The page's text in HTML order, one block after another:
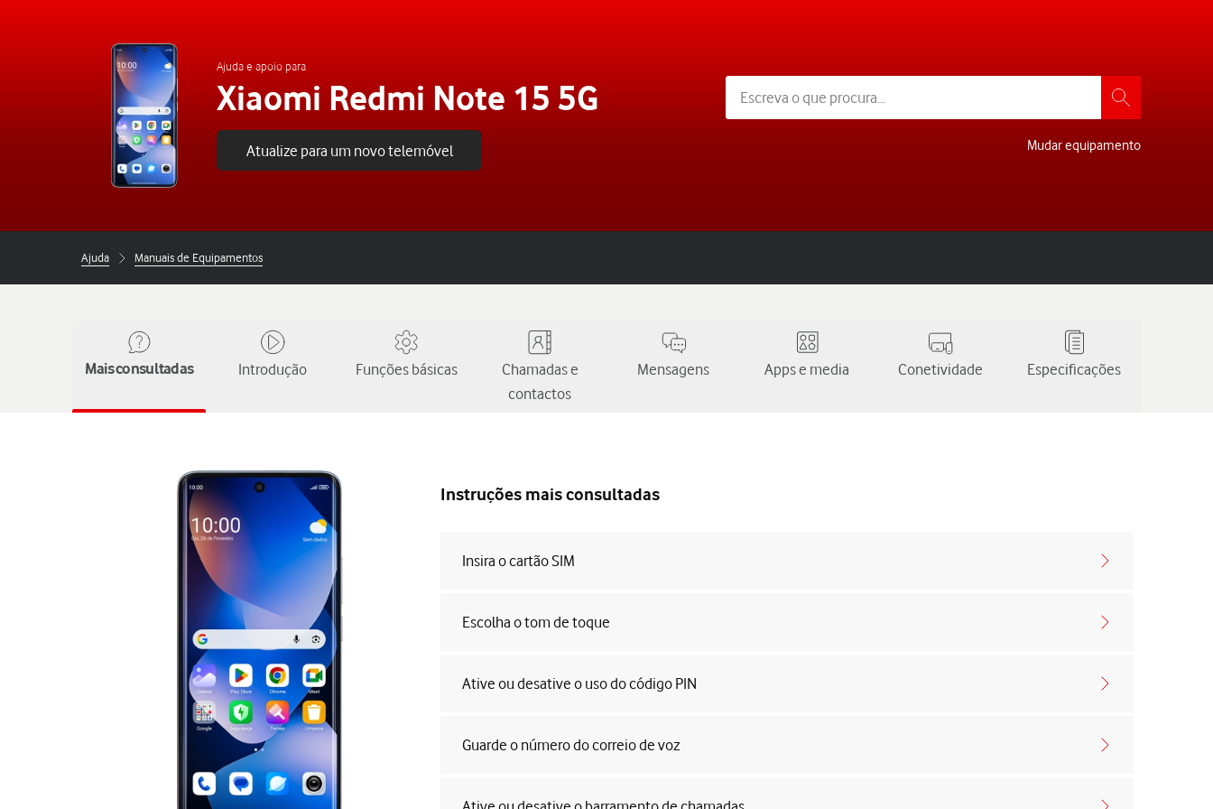
Ajuda e apoio para
Xiaomi Redmi Note 15 5G
Atualize para um novo telemóvel Mudar equipamento
Ajuda Manuais de Equipamentos
Mais consultadas Introdução Funções básicas
Chamadas e
contactos
Mensagens Apps e media Conetividade Especificações
Instruções mais consultadas
Insira o cartão SIM
Escolha o tom de toque
Ative ou desative o uso do código PIN
Guarde o número do correio de voz